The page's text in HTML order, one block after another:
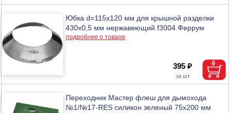
Юбка d=115х120 мм для крышной разделки
430х0,5 мм нержавеющий f3004 Феррум
подробнее о товаре
395 ₽
Переходник Мастер флеш для дымохода
№1/№17-RES силикон зеленый 75х200 мм